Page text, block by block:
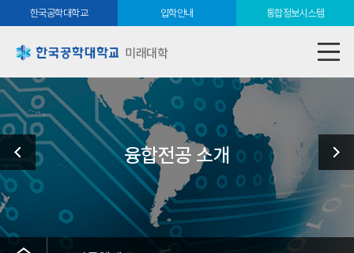
한국공학대학교 입학안내 통합정보시스템
미래대학
융합전공 소개